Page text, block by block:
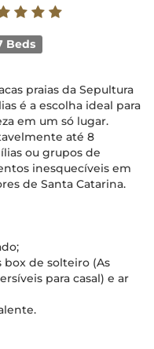
Beds
praias da Sepultura
é a escolha ideal para
em um só lugar.
até 8
ou grupos de
inesquecíveis em
de Santa Catarina.
box de solteiro (As
para casal) e ar